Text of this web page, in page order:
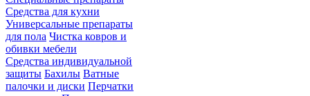
Средства для кухни
Универсальные препараты
для пола Чистка ковров и
обивки мебели
Средства индивидуальной
защиты Бахилы Ватные
палочки и диски Перчатки